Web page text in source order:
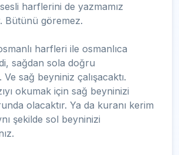
harflerini de yazmamız
Bütünü göremez.
harfleri ile osmanlıca
sağdan sola doğru
Ve sağ beyniniz çalışacaktı.
okumak için sağ beyninizi
olacaktır. Ya da kuranı kerim
şekilde sol beyninizi